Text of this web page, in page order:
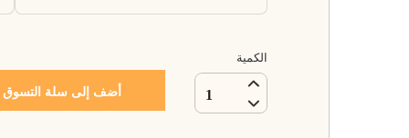
الكمية
1 أضف إلى سلة التسوق